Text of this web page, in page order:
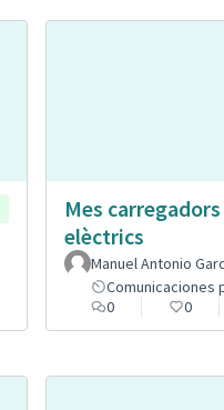
Mes
elèctrics
Manuel Antonio
Comunicaciones
0
0